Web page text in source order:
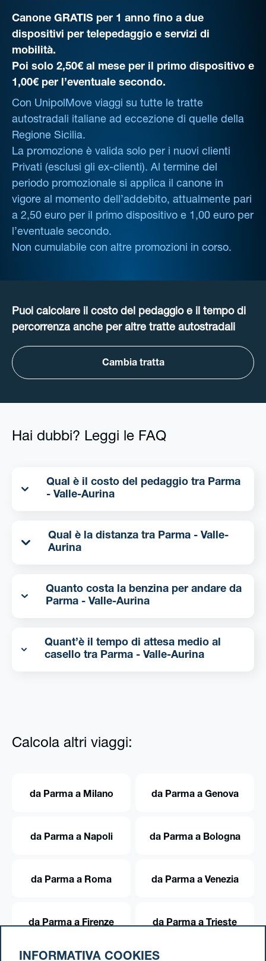
Canone GRATIS per 1 anno fino a due
dispositivi per telepedaggio e servizi di
mobilità.
Poi solo 2,50€ al mese per il primo dispositivo e
1,00€ per l’eventuale secondo.
Con UnipolMove viaggi su tutte le tratte
autostradali italiane ad eccezione di quelle della
Regione Sicilia.
La promozione è valida solo per i nuovi clienti
Privati (esclusi gli ex-clienti). Al termine del
periodo promozionale si applica il canone in
vigore al momento dell’addebito, attualmente pari
a 2,50 euro per il primo dispositivo e 1,00 euro per
l’eventuale secondo.
Non cumulabile con altre promozioni in corso.
Puoi calcolare il costo del pedaggio e il tempo di
percorrenza anche per altre tratte autostradali
Cambia tratta
Hai dubbi? Leggi le FAQ
Qual è il costo del pedaggio tra Parma
- Valle-Aurina
Qual è la distanza tra Parma - Valle-
Aurina
Quanto costa la benzina per andare da
Parma - Valle-Aurina
Quant’è il tempo di attesa medio al
casello tra Parma - Valle-Aurina
Calcola altri viaggi:
da Parma a Milano da Parma a Genova
da Parma a Napoli da Parma a Bologna
da Parma a Roma da Parma a Venezia
da Parma a Firenze da Parma a Trieste
INFORMATIVA COOKIES